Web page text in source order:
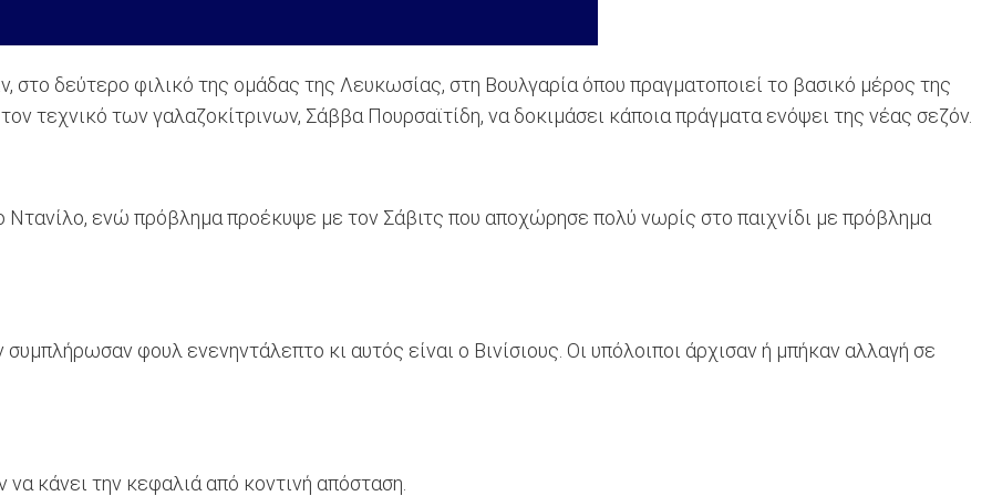
δεύτερο φιλικό της ομάδας της Λευκωσίας, στη Βουλγαρία όπου πραγματοποιεί το βασικό μέρος της
τεχνικό των γαλαζοκίτρινων, Σάββα Πουρσαϊτίδη, να δοκιμάσει κάποια πράγματα ενόψει της νέας σεζόν.
ενώ πρόβλημα προέκυψε με τον Σάβιτς που αποχώρησε πολύ νωρίς στο παιχνίδι με πρόβλημα
φουλ ενενηντάλεπτο κι αυτός είναι ο Βινίσιους. Οι υπόλοιποι άρχισαν ή μπήκαν αλλαγή σε
κάνει την κεφαλιά από κοντινή απόσταση.